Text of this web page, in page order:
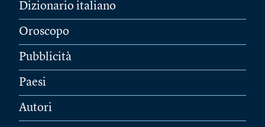
Dizionario italiano
Oroscopo
Pubblicità
Paesi
Autori